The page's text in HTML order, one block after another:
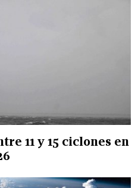
11 y 15 ciclones en